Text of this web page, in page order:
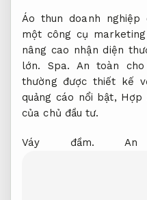
Áo thun doanh
một công cụ marketing
nâng cao nhận diện
lớn. Spa. An toàn
thường được thiết kế
quảng cáo nổi bật, Hợp
của chủ đầu tư.
Váy đầm.